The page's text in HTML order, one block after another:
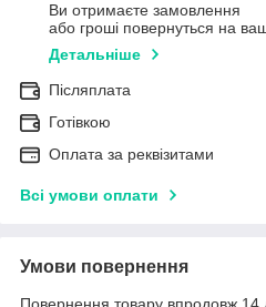
Ви отримаєте замовлення
або гроші повернуться на
Детальніше
Післяплата
Готівкою
Оплата за реквізитами
Всі умови оплати
Умови повернення